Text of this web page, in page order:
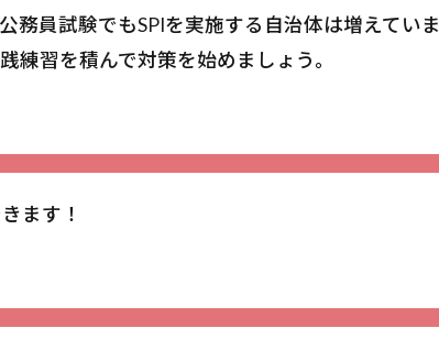
務員試験でもSPIを実施する自治体は増えていま
練習を積んで対策を始めましょう。
ます！